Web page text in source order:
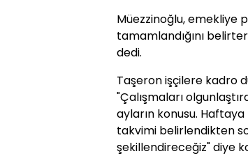
Müezzinoğlu, emekliye
tamamlandığını
dedi.
Taşeron işçilere kadro
"Çalışmaları
ayların konusu.
takvimi belirlendikten
şekillendireceğiz" diye